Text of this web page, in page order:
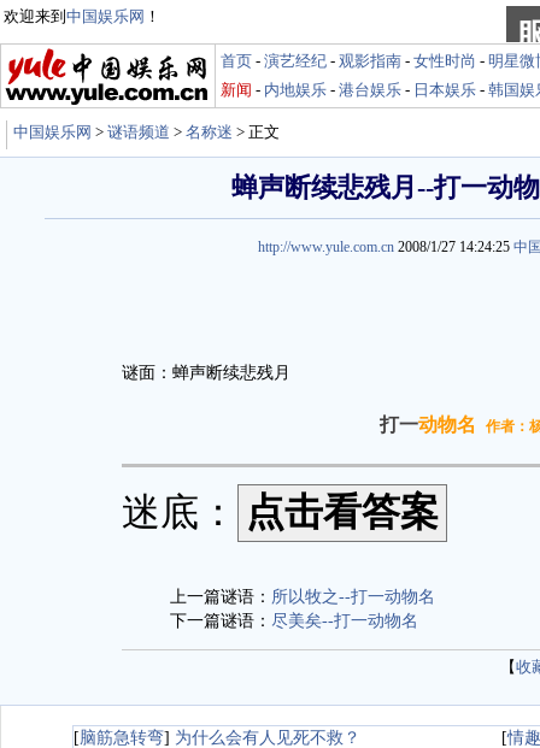
欢迎来到 中国娱乐网 ！
首页 - 演艺经纪 - 观影指南 - 女性时尚 - 明星微
新闻 - 内地娱乐 - 港台娱乐 - 日本娱乐 - 韩国娱
中国娱乐网 > 谜语频道 > 名称迷 > 正文
蝉声断续悲残月--打一动
http://www.yule.com.cn 2008/1/27 14:24:25 中
谜面：蝉声断续悲残月
打一动物名 作者：
迷底：
上一篇谜语： 所以牧之--打一动物名
下一篇谜语： 尽美矣--打一动物名
【收
[脑筋急转弯] 为什么会有人见死不救？ [情